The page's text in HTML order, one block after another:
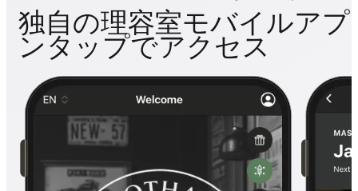
独自の理容室モバイルア
ンタップでアクセス